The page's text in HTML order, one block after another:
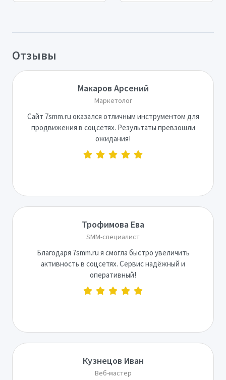
Отзывы
Макаров Арсений
Маркетолог
Сайт 7smm.ru оказался отличным инструментом для
продвижения в соцсетях. Результаты превзошли
ожидания!
Трофимова Ева
SMM-специалист
Благодаря 7smm.ru я смогла быстро увеличить
активность в соцсетях. Сервис надёжный и
оперативный!
Кузнецов Иван
Веб-мастер